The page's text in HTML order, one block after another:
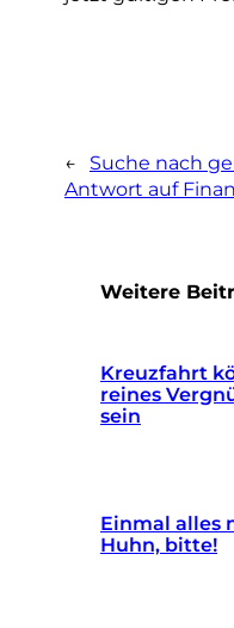
←
Suche nach
Antwort auf
Weitere
Kreuzfahrt
reines
sein
Einmal alles
Huhn, bitte!